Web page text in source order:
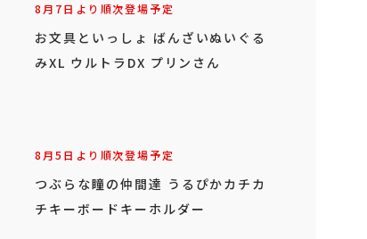
8月7日より順次登場予定
お文具といっしょ ばんざいぬいぐる
みXL ウルトラDX プリンさん
8月5日より順次登場予定
つぶらな瞳の仲間達 うるぴかカチカ
チキーボードキーホルダー